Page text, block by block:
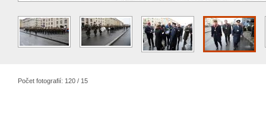
Počet fotografií: 120 / 15